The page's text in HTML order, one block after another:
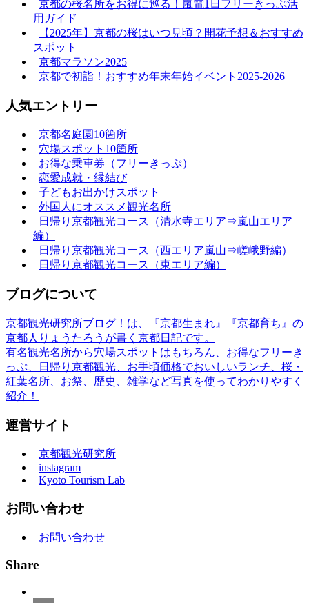
京都の桜名所をお得に巡る！嵐電1日フリーきっぷ活
用ガイド
【2025年】京都の桜はいつ見頃？開花予想＆おすすめ
スポット
京都マラソン2025
京都で初詣！おすすめ年末年始イベント2025-2026
人気エントリー
京都名庭園10箇所
穴場スポット10箇所
お得な乗車券（フリーきっぷ）
恋愛成就・縁結び
子どもお出かけスポット
外国人にオススメ観光名所
日帰り京都観光コース（清水寺エリア⇒嵐山エリア
編）
日帰り京都観光コース（西エリア嵐山⇒嵯峨野編）
日帰り京都観光コース（東エリア編）
ブログについて
京都観光研究所ブログ！は、『京都生まれ』『京都育ち』の
京都人りょうたろうが書く京都日記です。
有名観光名所から穴場スポットはもちろん、お得なフリーき
っぷ、日帰り京都観光、お手頃価格でおいしいランチ、桜・
紅葉名所、お祭、歴史、雑学など写真を使ってわかりやすく
紹介！
運営サイト
京都観光研究所
instagram
Kyoto Tourism Lab
お問い合わせ
お問い合わせ
Share